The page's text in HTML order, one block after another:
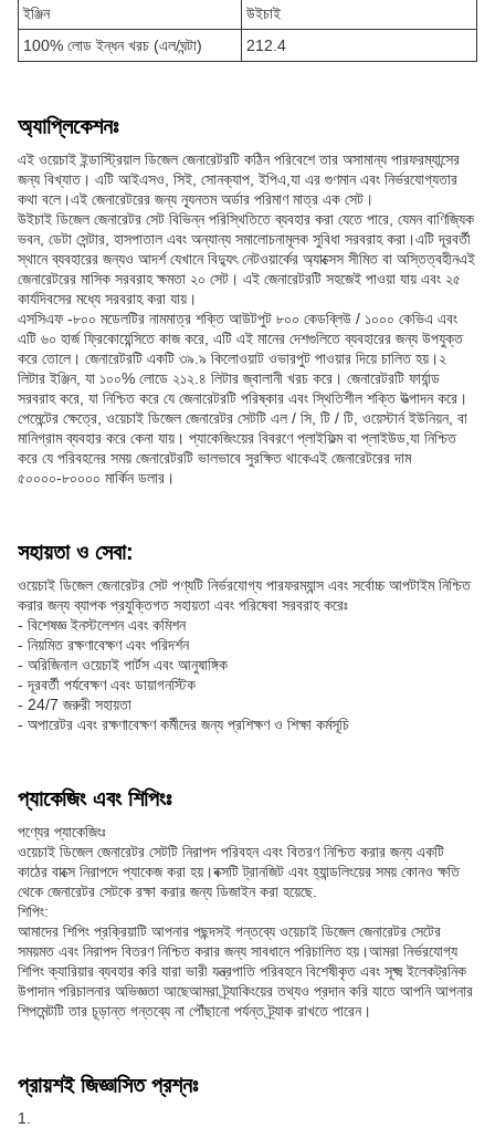
ইঞ্জিন
উইচাই
100% লোড ইন্ধন খরচ (এল/ঘন্টা)
212.4
অ্যাপ্লিকেশনঃ
এই ওয়েচাই ইন্ডাস্ট্রিয়াল ডিজেল জেনারেটরটি কঠিন পরিবেশে তার অসামান্য পারফরম্যান্সের
জন্য বিখ্যাত। এটি আইএসও, সিই, সোনক্যাপ, ইপিএ,যা এর গুণমান এবং নির্ভরযোগ্যতার
কথা বলে।এই জেনারেটরের জন্য ন্যূনতম অর্ডার পরিমাণ মাত্র এক সেট।
উইচাই ডিজেল জেনারেটর সেট বিভিন্ন পরিস্থিতিতে ব্যবহার করা যেতে পারে, যেমন বাণিজ্যিক
ভবন, ডেটা সেন্টার, হাসপাতাল এবং অন্যান্য সমালোচনামূলক সুবিধা সরবরাহ করা।এটি দূরবর্তী
স্থানে ব্যবহারের জন্যও আদর্শ যেখানে বিদ্যুৎ নেটওয়ার্কের অ্যাক্সেস সীমিত বা অস্তিত্বহীনএই
জেনারেটরের মাসিক সরবরাহ ক্ষমতা ২০ সেট। এই জেনারেটরটি সহজেই পাওয়া যায় এবং ২৫
কার্যদিবসের মধ্যে সরবরাহ করা যায়।
এসসিএফ -৮০০ মডেলটির নামমাত্র শক্তি আউটপুট ৮০০ কেডব্লিউ / ১০০০ কেভিএ এবং
এটি ৬০ হার্জ ফ্রিকোয়েন্সিতে কাজ করে, এটি এই মানের দেশগুলিতে ব্যবহারের জন্য উপযুক্ত
করে তোলে। জেনারেটরটি একটি ৩৯.৯ কিলোওয়াট ওভারপুট পাওয়ার দিয়ে চালিত হয়।২
লিটার ইঞ্জিন, যা ১০০% লোডে ২১২.৪ লিটার জ্বালানী খরচ করে। জেনারেটরটি ফার্যান্ড
সরবরাহ করে, যা নিশ্চিত করে যে জেনারেটরটি পরিষ্কার এবং স্থিতিশীল শক্তি উত্পাদন করে।
পেমেন্টের ক্ষেত্রে, ওয়েচাই ডিজেল জেনারেটর সেটটি এল / সি, টি / টি, ওয়েস্টার্ন ইউনিয়ন, বা
মানিগ্রাম ব্যবহার করে কেনা যায়। প্যাকেজিংয়ের বিবরণে প্লাইফিল্ম বা প্লাইউড,যা নিশ্চিত
করে যে পরিবহনের সময় জেনারেটরটি ভালভাবে সুরক্ষিত থাকেএই জেনারেটরের দাম
৫০০০০-৮০০০০ মার্কিন ডলার।
সহায়তা ও সেবা:
ওয়েচাই ডিজেল জেনারেটর সেট পণ্যটি নির্ভরযোগ্য পারফরম্যান্স এবং সর্বোচ্চ আপটাইম নিশ্চিত
করার জন্য ব্যাপক প্রযুক্তিগত সহায়তা এবং পরিষেবা সরবরাহ করেঃ
- বিশেষজ্ঞ ইনস্টলেশন এবং কমিশন
- নিয়মিত রক্ষণাবেক্ষণ এবং পরিদর্শন
- অরিজিনাল ওয়েচাই পার্টস এবং আনুষাঙ্গিক
- দূরবর্তী পর্যবেক্ষণ এবং ডায়াগনস্টিক
- 24/7 জরুরী সহায়তা
- অপারেটর এবং রক্ষণাবেক্ষণ কর্মীদের জন্য প্রশিক্ষণ ও শিক্ষা কর্মসূচি
প্যাকেজিং এবং শিপিংঃ
পণ্যের প্যাকেজিংঃ
ওয়েচাই ডিজেল জেনারেটর সেটটি নিরাপদ পরিবহন এবং বিতরণ নিশ্চিত করার জন্য একটি
কাঠের বাক্সে নিরাপদে প্যাকেজ করা হয়।বক্সটি ট্রানজিট এবং হ্যান্ডলিংয়ের সময় কোনও ক্ষতি
থেকে জেনারেটর সেটকে রক্ষা করার জন্য ডিজাইন করা হয়েছে.
শিপিং:
আমাদের শিপিং প্রক্রিয়াটি আপনার পছন্দসই গন্তব্যে ওয়েচাই ডিজেল জেনারেটর সেটের
সময়মত এবং নিরাপদ বিতরণ নিশ্চিত করার জন্য সাবধানে পরিচালিত হয়।আমরা নির্ভরযোগ্য
শিপিং ক্যারিয়ার ব্যবহার করি যারা ভারী যন্ত্রপাতি পরিবহনে বিশেষীকৃত এবং সূক্ষ্ম ইলেকট্রনিক
উপাদান পরিচালনার অভিজ্ঞতা আছেআমরা ট্র্যাকিংয়ের তথ্যও প্রদান করি যাতে আপনি আপনার
শিপমেন্টটি তার চূড়ান্ত গন্তব্যে না পৌঁছানো পর্যন্ত ট্র্যাক রাখতে পারেন।
প্রায়শই জিজ্ঞাসিত প্রশ্নঃ
1.